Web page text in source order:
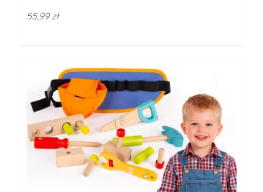
55,99 zł